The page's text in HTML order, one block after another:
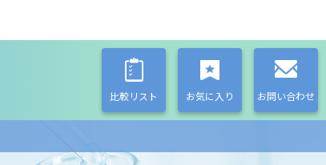
比較リスト お気に入り お問い合わせ